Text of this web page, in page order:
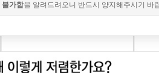
불가함을 알려드려오니 반드시 양지해주시기 바